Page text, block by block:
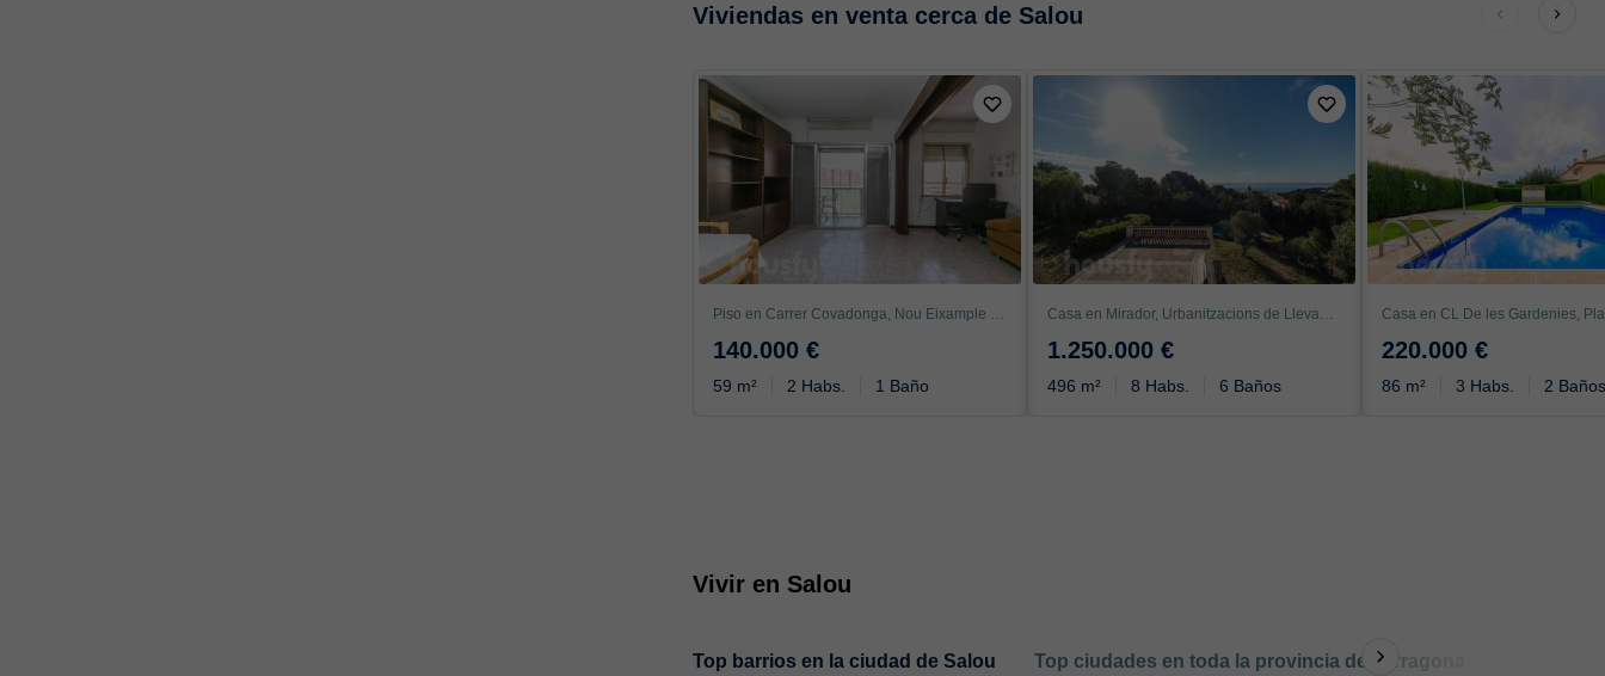
Viviendas en venta cerca de Salou
Piso en Carrer Covadonga, Nou Eixample Nord, Tarragona
140.000 €
59 m² 2 Habs. 1 Baño
Casa en Mirador, Urbanitzacions de Llevant, Tarragona
1.250.000 €
496 m² 8 Habs. 6 Baños
220.000 €
86 m² 3 Habs. 2
Vivir en Salou
Top barrios en la ciudad de Salou Top ciudades en toda la provincia de Tarragona